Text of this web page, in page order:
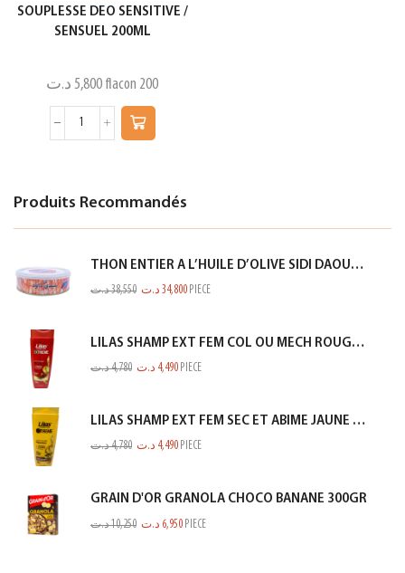
SOUPLESSE DEO SENSITIVE /
SENSUEL 200ML
5,800 د.ت flacon 200
Produits Recommandés
THON ENTIER A L’HUILE D’OLIVE SIDI DAOUD 950G
38,550د.ت 34,800 د.ت PIECE
LILAS SHAMP EXT FEM COL OU MECH ROUGE 350ML
4,780د.ت 4,490 د.ت PIECE
LILAS SHAMP EXT FEM SEC ET ABIME JAUNE 350ML
4,780د.ت 4,490 د.ت PIECE
GRAIN D'OR GRANOLA CHOCO BANANE 300GR
10,250د.ت 6,950 د.ت PIECE